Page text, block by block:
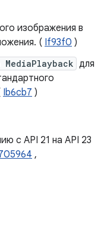
изображения в
( If93f0 )
MediaPlayback для
Ib6cb7 )
с API 21 на API 23
,